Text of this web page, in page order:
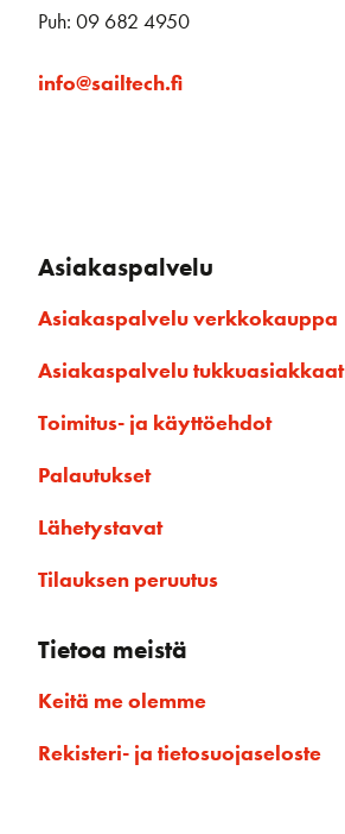
Puh: 09 682 4950
info@sailtech.fi
Asiakaspalvelu
Asiakaspalvelu verkkokauppa
Asiakaspalvelu tukkuasiakkaat
Toimitus- ja käyttöehdot
Palautukset
Lähetystavat
Tilauksen peruutus
Tietoa meistä
Keitä me olemme
Rekisteri- ja tietosuojaseloste